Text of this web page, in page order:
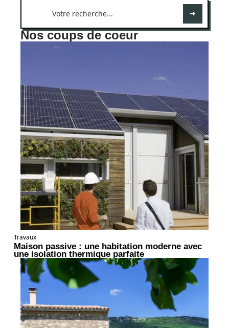
Nos coups de coeur
Travaux
Maison passive : une habitation moderne avec
une isolation thermique parfaite